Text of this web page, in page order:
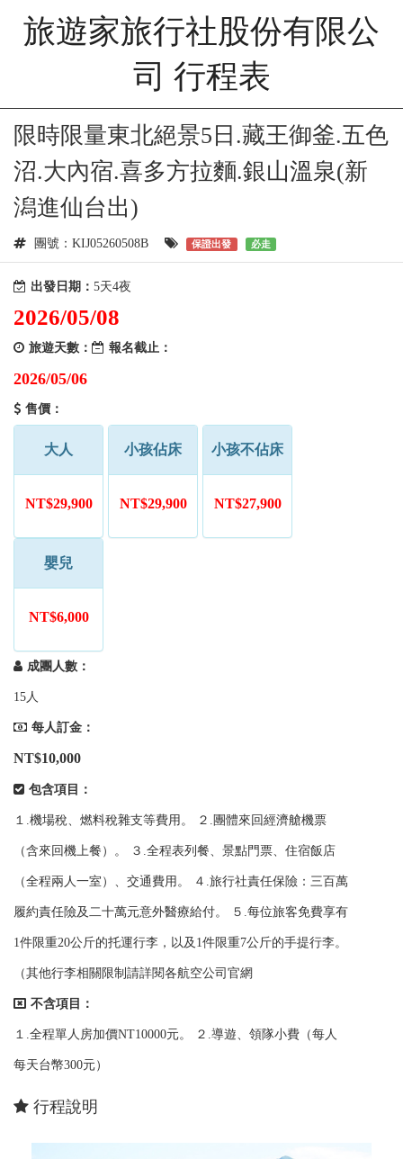
旅遊家旅行社股份有限公
司 行程表
限時限量東北絕景5日.藏王御釜.五色
沼.大內宿.喜多方拉麵.銀山溫泉(新
潟進仙台出)
團號：KIJ05260508B 保證出發 必走
出發日期：
2026/05/08
旅遊天數：
5天4夜
報名截止：
2026/05/06
售價：
大人
NT$29,900
小孩佔床
NT$29,900
小孩不佔床
NT$27,900
嬰兒
NT$6,000
成團人數：
15人
每人訂金：
NT$10,000
包含項目：
１.機場稅、燃料稅雜支等費用。 ２.團體來回經濟艙機票
（含來回機上餐）。 ３.全程表列餐、景點門票、住宿飯店
（全程兩人一室）、交通費用。 ４.旅行社責任保險：三百萬
履約責任險及二十萬元意外醫療給付。 ５.每位旅客免費享有
1件限重20公斤的托運行李，以及1件限重7公斤的手提行李。
（其他行李相關限制請詳閱各航空公司官網
不含項目：
１.全程單人房加價NT10000元。 ２.導遊、領隊小費（每人
每天台幣300元）
行程說明